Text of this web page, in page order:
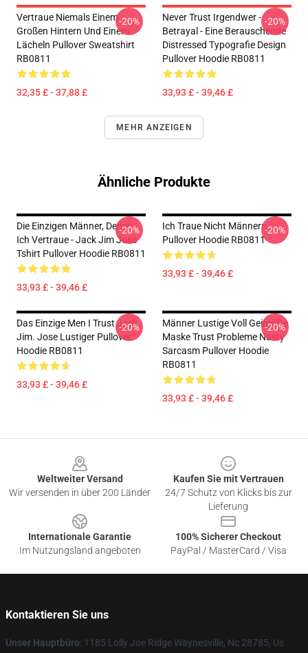
Vertraue Niemals Einem
Großen Hintern Und Einem
Lächeln Pullover Sweatshirt
RB0811
32,35 £ - 37,88 £
-20%
Never Trust Irgendwer -
Betrayal - Eine Berauschende
Distressed Typografie Design
Pullover Hoodie RB0811
33,93 £ - 39,46 £
-20%
MEHR ANZEIGEN
Ähnliche Produkte
Die Einzigen Männer, Denen
Ich Vertraue - Jack Jim Jose
Tshirt Pullover Hoodie RB0811
33,93 £ - 39,46 £
-20%
Ich Traue Nicht Männern
Pullover Hoodie RB0811
33,93 £ - 39,46 £
-20%
Das Einzige Men I Trust Jack
Jim. Jose Lustiger Pullover
Hoodie RB0811
33,93 £ - 39,46 £
-20%
Männer Lustige Voll Geimpfte
Maske Trust Probleme Nasty
Sarcasm Pullover Hoodie
RB0811
33,93 £ - 39,46 £
-20%
Weltweiter Versand
Wir versenden in über 200 Länder
Kaufen Sie mit Vertrauen
24/7 Schutz von Klicks bis zur
Lieferung
Internationale Garantie
Im Nutzungsland angeboten
100% Sicherer Checkout
PayPal / MasterCard / Visa
Kontaktieren Sie uns
Unser Hauptbüro: 1185 Lolly Joe Ridge Waynesville, Nc 28785, Us